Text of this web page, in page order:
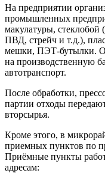
На предприятии
промышленных
макулатуры,
ПВД, стрейч и т.д.),
мешки, ПЭТ-бутылки.
на производственную
автотранспорт.
После обработки,
партии отходы
вторсырья.
Кроме этого, в
приемных пунктов по
Приёмные пункты
адресам: